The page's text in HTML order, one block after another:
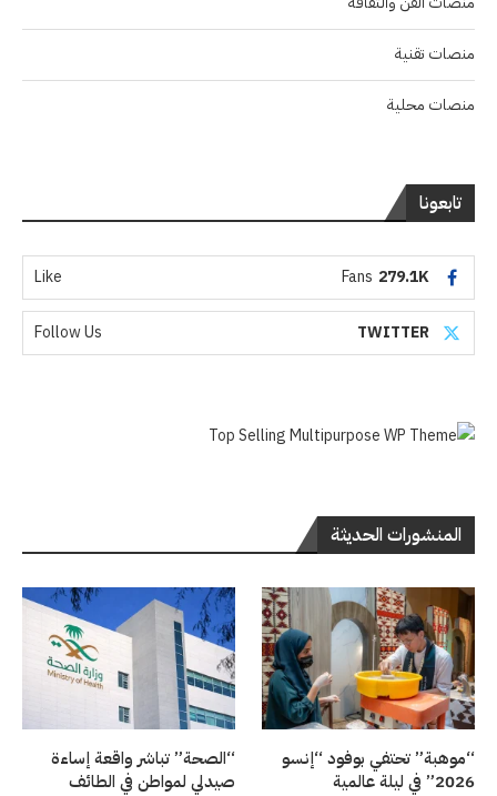
منصات تقنية
منصات محلية
تابعونا
279.1K
Fans
Like
TWITTER
Follow Us
المنشورات الحديثة
“موهبة” تحتفي بوفود “إنسو
2026” في ليلة عالمية
“الصحة” تباشر واقعة إساءة
صيدلي لمواطن في الطائف